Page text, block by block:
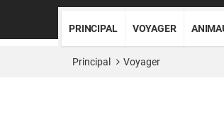
PRINCIPAL VOYAGER
Principal Voyager